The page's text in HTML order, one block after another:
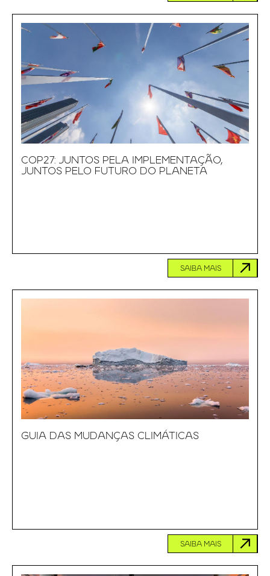
COP27: JUNTOS PELA IMPLEMENTAÇÃO,
JUNTOS PELO FUTURO DO PLANETA
SAIBA MAIS
GUIA DAS MUDANÇAS CLIMÁTICAS
SAIBA MAIS